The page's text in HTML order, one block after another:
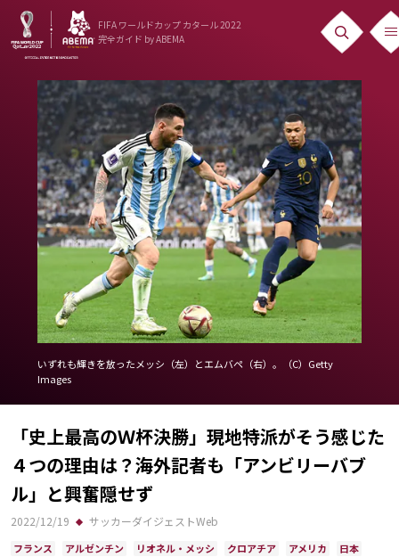
FIFA ワールドカップ カタール 2022
完全ガイド by ABEMA
ニュース
News
出場国
Teams
日本代表
Team Japan
日程・結果
Schedule
ランキング
Ranking
大会について
視聴方法
いずれも輝きを放ったメッシ（左）とエムバペ（右）。（C）Getty
Images
「史上最高のＷ杯決勝」現地特派がそう感じた
４つの理由は？海外記者も「アンビリーバブ
ル」と興奮隠せず
2022/12/19 サッカーダイジェストWeb
フランス アルゼンチン リオネル・メッシ クロアチア アメリカ
日本